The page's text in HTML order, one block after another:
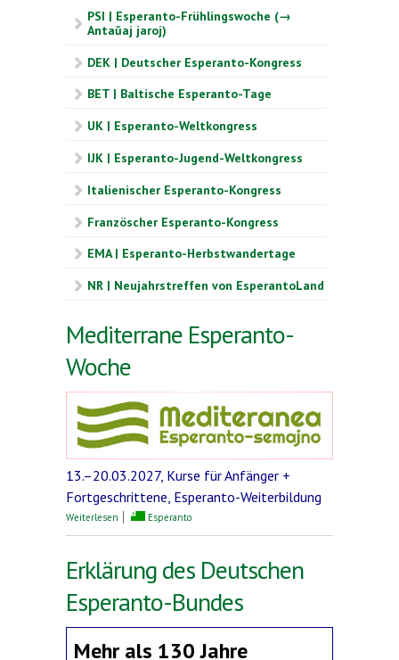
PSI | Esperanto-Frühlingswoche (→
Antaŭaj jaroj)
DEK | Deutscher Esperanto-Kongress
BET | Baltische Esperanto-Tage
UK | Esperanto-Weltkongress
IJK | Esperanto-Jugend-Weltkongress
Italienischer Esperanto-Kongress
Französcher Esperanto-Kongress
EMA | Esperanto-Herbstwandertage
NR | Neujahrstreffen von EsperantoLand
Mediterrane Esperanto-
Woche
13.–20.03.2027, Kurse für Anfänger +
Fortgeschrittene, Esperanto-Weiterbildung
Weiterlesen über Mediterrane Esperanto-Woche
Esperanto
Erklärung des Deutschen
Esperanto-Bundes
Mehr als 130 Jahre